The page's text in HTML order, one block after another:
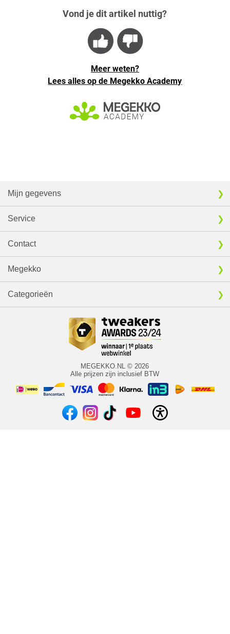
Vond je dit artikel nuttig?
Meer weten?
Lees alles op de Megekko Academy
Mijn gegevens
Service
Contact
Megekko
Categorieën
MEGEKKO.NL © 2026
Alle prijzen zijn inclusief BTW